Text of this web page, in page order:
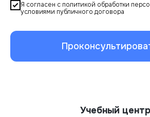
Я согласен с политикой обработки
условиями публичного договора
Учебный центр